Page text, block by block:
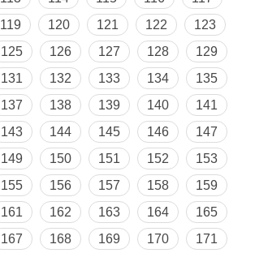
119 120 121 122
123
125 126 127 128
129
131 132 133 134
135
137 138 139 140
141
143 144 145 146
147
149 150 151 152
153
155 156 157 158
159
161 162 163 164
165
167 168 169 170
171